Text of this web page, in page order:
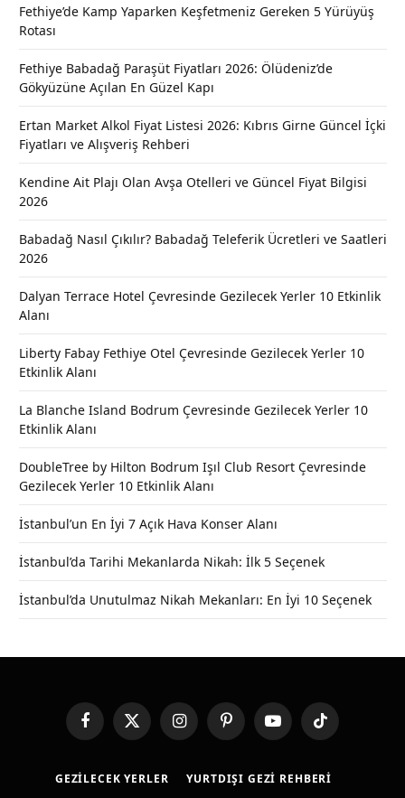
Fethiye’de Kamp Yaparken Keşfetmeniz Gereken 5 Yürüyüş
Rotası
Fethiye Babadağ Paraşüt Fiyatları 2026: Ölüdeniz’de
Gökyüzüne Açılan En Güzel Kapı
Ertan Market Alkol Fiyat Listesi 2026: Kıbrıs Girne Güncel İçki
Fiyatları ve Alışveriş Rehberi
Kendine Ait Plajı Olan Avşa Otelleri ve Güncel Fiyat Bilgisi
2026
Babadağ Nasıl Çıkılır? Babadağ Teleferik Ücretleri ve Saatleri
2026
Dalyan Terrace Hotel Çevresinde Gezilecek Yerler 10 Etkinlik
Alanı
Liberty Fabay Fethiye Otel Çevresinde Gezilecek Yerler 10
Etkinlik Alanı
La Blanche Island Bodrum Çevresinde Gezilecek Yerler 10
Etkinlik Alanı
DoubleTree by Hilton Bodrum Işıl Club Resort Çevresinde
Gezilecek Yerler 10 Etkinlik Alanı
İstanbul’un En İyi 7 Açık Hava Konser Alanı
İstanbul’da Tarihi Mekanlarda Nikah: İlk 5 Seçenek
İstanbul’da Unutulmaz Nikah Mekanları: En İyi 10 Seçenek
FacebookX
(Twitter)
InstagramPinterestYouTubeTikTok
GEZILECEK YERLER
YURTDIŞI GEZI REHBERI